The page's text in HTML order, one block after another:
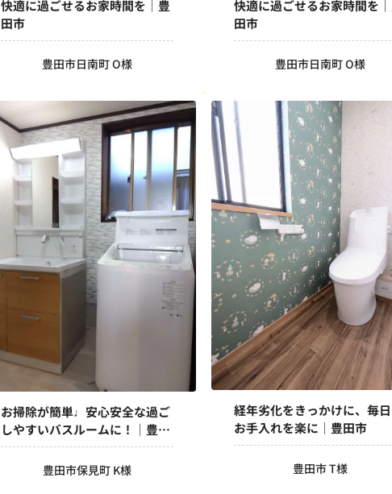
快適に過ごせるお家時間を｜豊
田市
豊田市日南町 O様
快適に過ごせるお家時間を
田市
豊田市日南町 O様
お掃除が簡単♩安心安全な過ご
しやすいバスルームに！｜豊田
市
豊田市保見町 K様
経年劣化をきっかけに、毎
お手入れを楽に｜豊田市
豊田市 T様